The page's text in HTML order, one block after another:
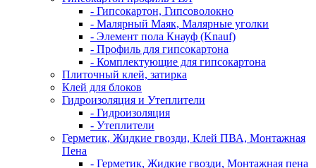
- Гипсокартон, Гипсоволокно
- Малярный Маяк, Малярные уголки
- Элемент пола Кнауф (Knauf)
- Профиль для гипсокартона
- Комплектующие для гипсокартона
Плиточный клей, затирка
Клей для блоков
Гидроизоляция и Утеплители
- Гидроизоляция
- Утеплители
Герметик, Жидкие гвозди, Клей ПВА, Монтажная
Пена
- Герметик, Жидкие гвозди, Монтажная пена